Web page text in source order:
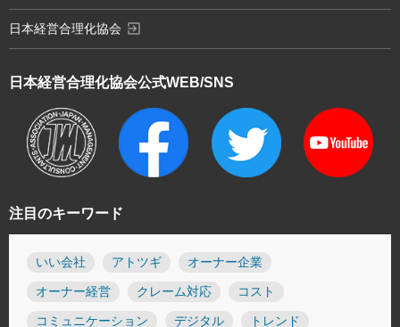
注目のキーワード
いい会社 アトツギ オーナー企業
オーナー経営 クレーム対応 コスト
コミュニケーション デジタル トレンド
日本経営合理化協会公式WEB/SNS
日本経営合理化協会 exit_to_app